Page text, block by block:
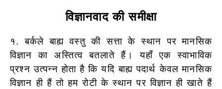
विज्ञानवाद की समीक्षा
१. बर्कले बाह्य वस्तु की सत्ता के स्थान पर मानसिक
विज्ञान का अस्तित्व बतलाते हैं। यहाँ एक स्वाभाविक
प्रश्न उत्पन्न होता है कि यदि बाह्य पदार्थ केवल मानसिक
विज्ञान ही हैं तो हम रोटी के स्थान पर विज्ञान ही खाते हैं